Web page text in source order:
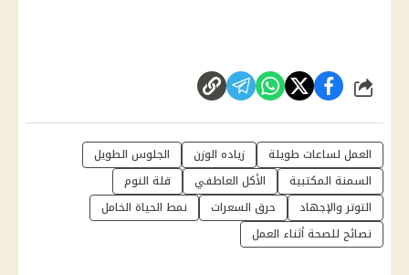
شارك
العمل لساعات طويلة زياده الوزن
الجلوس الطويل
السمنة المكتبية
الأكل العاطفي
قلة النوم
التوتر والإجهاد
حرق السعرات
نمط الحياة الخامل
نصائح للصحة أثناء العمل